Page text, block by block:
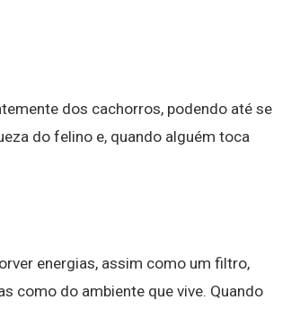
dos cachorros, podendo até se
do felino e, quando alguém toca
energias, assim como um filtro,
como do ambiente que vive. Quando